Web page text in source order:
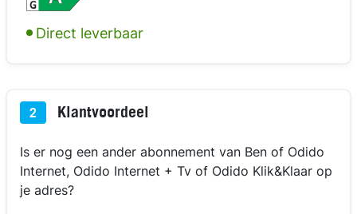
Direct leverbaar
2 Klantvoordeel
Is er nog een ander abonnement van Ben of Odido
Internet, Odido Internet + Tv of Odido Klik&Klaar op
je adres?